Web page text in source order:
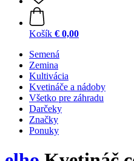
Košík € 0,00
Semená
Zemina
Kultivácia
Kvetináče a nádoby
Všetko pre záhradu
Darčeky
Značky
Ponuky